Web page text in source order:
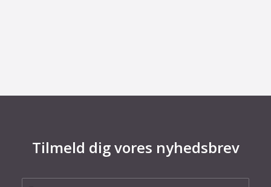
Tilmeld dig vores nyhedsbrev